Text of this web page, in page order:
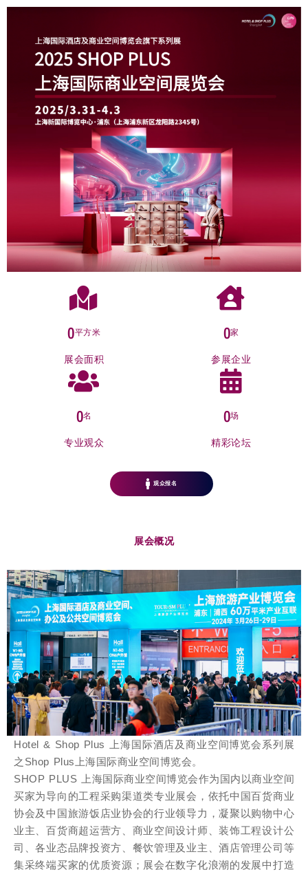
0平方米
展会面积
0家
参展企业
0名
专业观众
0场
精彩论坛
观众报名
展会概况
Hotel & Shop Plus 上海国际酒店及商业空间博览会系列展
之Shop Plus上海国际商业空间博览会。
SHOP PLUS 上海国际商业空间博览会作为国内以商业空间
买家为导向的工程采购渠道类专业展会，依托中国百货商业
协会及中国旅游饭店业协会的行业领导力，凝聚以购物中心
业主、百货商超运营方、商业空间设计师、装饰工程设计公
司、各业态品牌投资方、餐饮管理及业主、酒店管理公司等
集采终端买家的优质资源；展会在数字化浪潮的发展中打造